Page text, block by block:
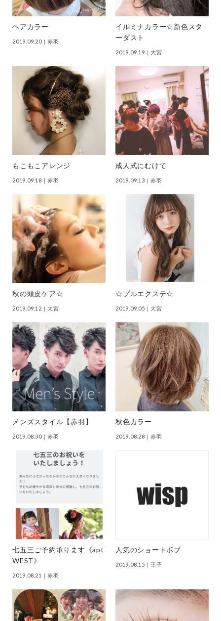
ヘアカラー
2019.09.20｜赤羽
イルミナカラー☆新色スタ
ーダスト
2019.09.19 ｜大宮
もこもこアレンジ
2019.09.18 ｜赤羽
成人式にむけて
2019.09.13 ｜赤羽
秋の頭皮ケア☆
2019.09.12 ｜大宮
☆プルエクステ☆
2019.09.05 ｜大宮
メンズスタイル【赤羽】
2019.08.30｜赤羽
秋色カラー
2019.08.28 ｜赤羽
七五三ご予約承ります《apt
WEST》
2019.08.21 ｜赤羽
人気のショートボブ
2019.08.15 ｜王子